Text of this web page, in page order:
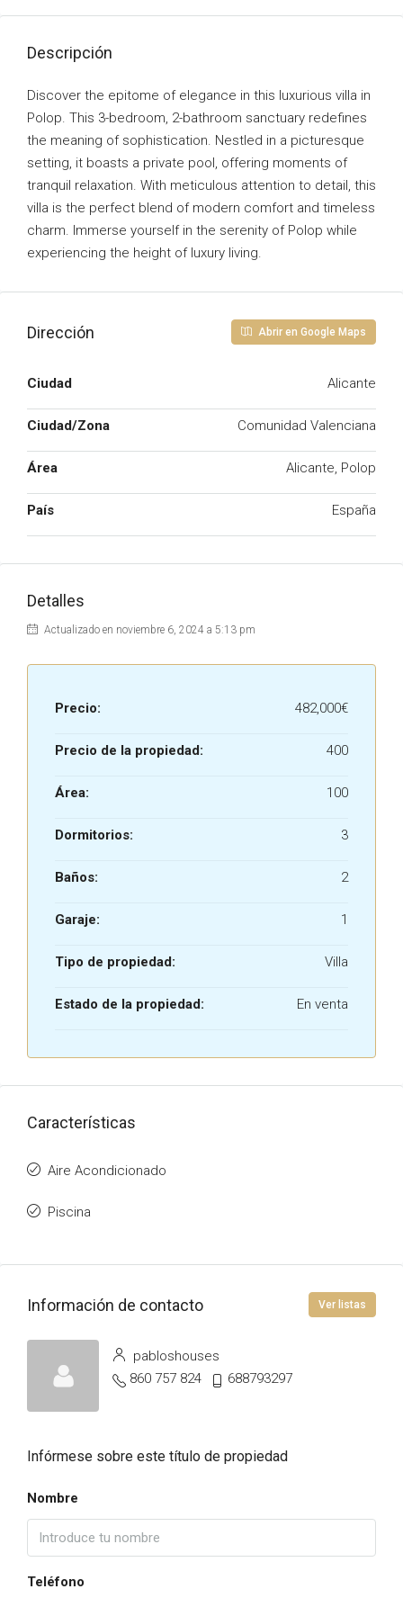
Descripción
Discover the epitome of elegance in this luxurious villa in
Polop. This 3-bedroom, 2-bathroom sanctuary redefines
the meaning of sophistication. Nestled in a picturesque
setting, it boasts a private pool, offering moments of
tranquil relaxation. With meticulous attention to detail, this
villa is the perfect blend of modern comfort and timeless
charm. Immerse yourself in the serenity of Polop while
experiencing the height of luxury living.
Dirección Abrir en Google Maps
Ciudad Alicante
Ciudad/Zona Comunidad Valenciana
Área Alicante, Polop
País España
Detalles
Actualizado en noviembre 6, 2024 a 5:13 pm
Precio: 482,000€
Precio de la propiedad: 400
Área: 100
Dormitorios: 3
Baños: 2
Garaje: 1
Tipo de propiedad: Villa
Estado de la propiedad: En venta
Características
Aire Acondicionado
Piscina
Información de contacto Ver listas
pabloshouses
860 757 824
688793297
Infórmese sobre este título de propiedad
Nombre
Teléfono